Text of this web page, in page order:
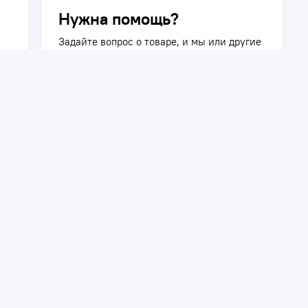
Нужна помощь?
Задайте вопрос о товаре, и мы или другие